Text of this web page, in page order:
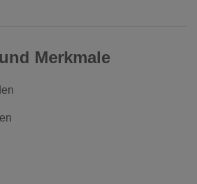
Merkmale